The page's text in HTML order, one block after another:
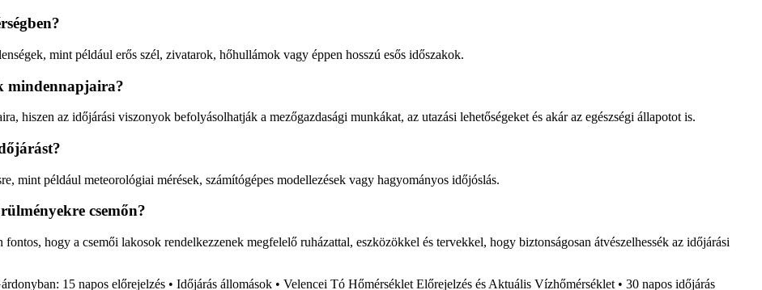
mint például erős szél, zivatarok, hőhullámok vagy éppen hosszú esős időszakok.
mindennapjaira?
hiszen az időjárási viszonyok befolyásolhatják a mezőgazdasági munkákat, az utazási lehetőségeket és akár az egészségi állapotot is.
mint például meteorológiai mérések, számítógépes modellezések vagy hagyományos időjóslás.
csemőn?
hogy a csemői lakosok rendelkezzenek megfelelő ruházattal, eszközökkel és tervekkel, hogy biztonságosan átvészelhessék az időjárási
15 napos előrejelzés • Időjárás állomások • Velencei Tó Hőmérséklet Előrejelzés és Aktuális Vízhőmérséklet • 30 napos időjárás